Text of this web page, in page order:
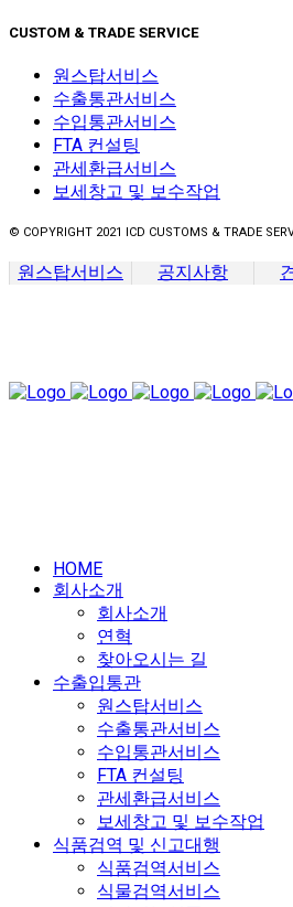
CUSTOM & TRADE SERVICE
원스탑서비스
수출통관서비스
수입통관서비스
FTA 컨설팅
관세환급서비스
보세창고 및 보수작업
© COPYRIGHT 2021 ICD CUSTOMS & TRADE
원스탑서비스 공지사항
HOME
회사소개
회사소개
연혁
찾아오시는 길
수출입통관
원스탑서비스
수출통관서비스
수입통관서비스
FTA 컨설팅
관세환급서비스
보세창고 및 보수작업
식품검역 및 신고대행
식품검역서비스
식물검역서비스